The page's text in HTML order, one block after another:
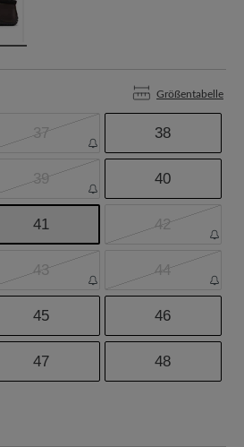
Größentabelle
37 38
39 40
41 42
43 44
45 46
47 48